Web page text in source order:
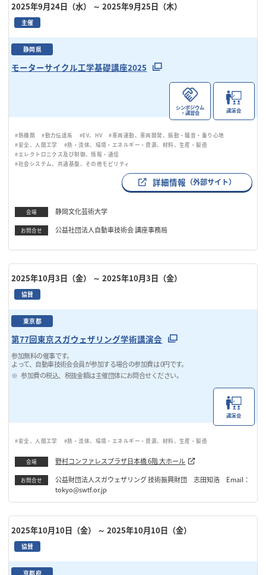
2025年9月24日（水） ～ 2025年9月25日（木）
主催
静岡県
モーターサイクル工学基礎講座2025
シンポジウム
・講習会 講演会
#熱機関 #動力伝達系 #EV、HV
#車両運動、車両開発、振動・騒音・乗り心地
#安全、人間工学
#熱・流体、環境・エネルギー・資源、材料、生産・製造
#エレクトロニクス及び制御、情報・通信
#社会システム、共通基盤、その他モビリティ
詳細情報 （外部サイト）
会場 静岡文化芸術大学
お問合せ 公益社団法人自動車技術会 講座事務局
2025年10月3日（金） ～ 2025年10月3日（金）
協賛
東京都
第77回東京スガウェザリング学術講演会
参加無料の催事です。
よって、自動車技術会会員が参加する場合の参加費は 0円です。
参加費の税込、税抜金額は主催団体にお問合せください。
講演会
#安全、人間工学 #熱・流体、環境・エネルギー・資源、材料、生産・製造
会場 野村コンファレスプラザ日本橋 6階 大ホール
お問合せ
公益財団法人スガウェザリング 技術振興財団 志田知浩 Email：
tokyo@swtf.or.jp
2025年10月10日（金） ～ 2025年10月10日（金）
協賛
京都府